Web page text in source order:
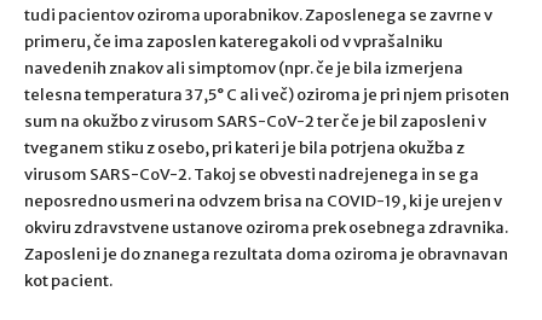
tudi pacientov oziroma uporabnikov. Zaposlenega se zavrne v
primeru, če ima zaposlen kateregakoli od v vprašalniku
navedenih znakov ali simptomov (npr. če je bila izmerjena
telesna temperatura 37,5° C ali več) oziroma je pri njem prisoten
sum na okužbo z virusom SARS-CoV-2 ter če je bil zaposleni v
tveganem stiku z osebo, pri kateri je bila potrjena okužba z
virusom SARS-CoV-2. Takoj se obvesti nadrejenega in se ga
neposredno usmeri na odvzem brisa na COVID-19, ki je urejen v
okviru zdravstvene ustanove oziroma prek osebnega zdravnika.
Zaposleni je do znanega rezultata doma oziroma je obravnavan
kot pacient.